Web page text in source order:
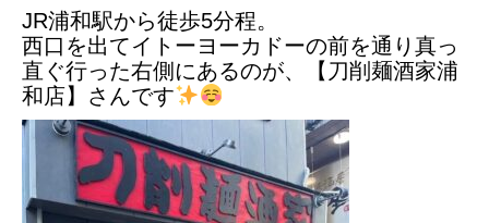
JR浦和駅から徒歩5分程。
西口を出てイトーヨーカドーの前を通り真っ
直ぐ行った右側にあるのが、【刀削麺酒家浦
和店】さんです